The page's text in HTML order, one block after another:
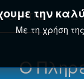
την
Με τη χρήση
Ο